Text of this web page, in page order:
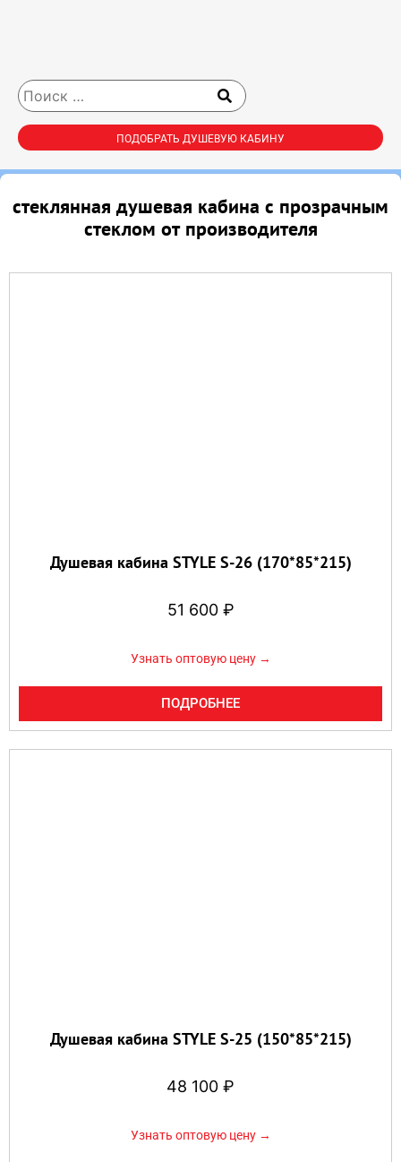
ПОДОБРАТЬ ДУШЕВУЮ КАБИНУ
стеклянная душевая кабина с прозрачным
стеклом от производителя
Душевая кабина STYLE S-26 (170*85*215)
51 600 ₽
Узнать оптовую цену →
ПОДРОБНЕЕ
Душевая кабина STYLE S-25 (150*85*215)
48 100 ₽
Узнать оптовую цену →